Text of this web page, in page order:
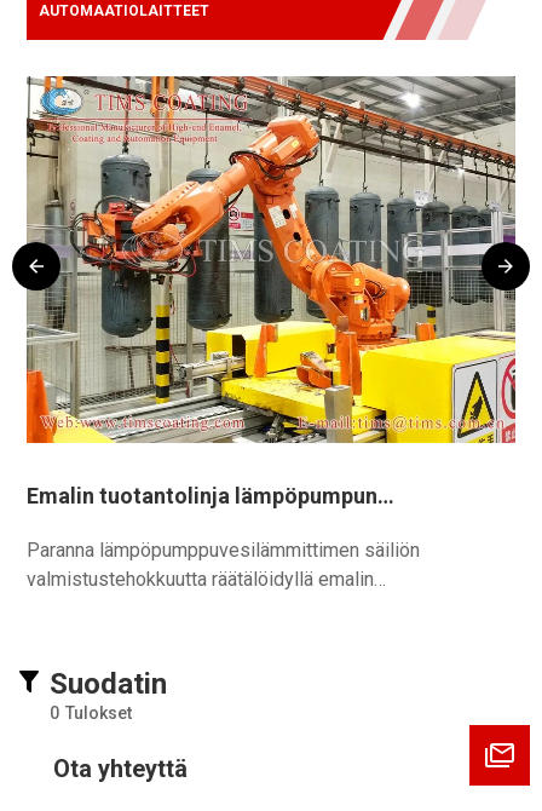
AUTOMAATIOLAITTEET
Emalin tuotantolinja lämpöpumpun
Paranna lämpöpumppuvesilämmittimen säiliön
valmistustehokkuutta räätälöidyllä emalin
työnkulkuihin.
Suodatin
0 Tulokset
Ota yhteyttä